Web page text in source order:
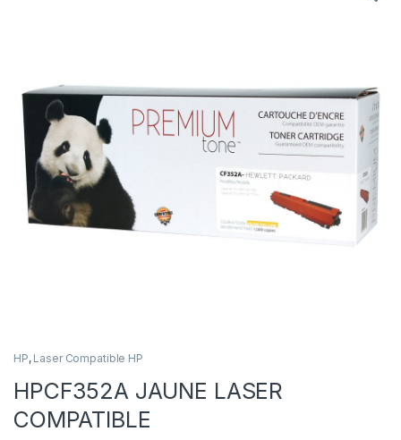
HP, Laser Compatible HP
HPCF352A JAUNE LASER
COMPATIBLE